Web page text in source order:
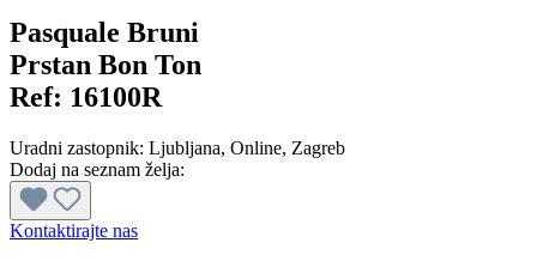
Pasquale Bruni
Prstan Bon Ton
Ref: 16100R
Uradni zastopnik: Ljubljana, Online, Zagreb
Dodaj na seznam želja:
Kontaktirajte nas